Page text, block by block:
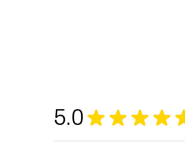
5.0 ★ ★ ★ ★